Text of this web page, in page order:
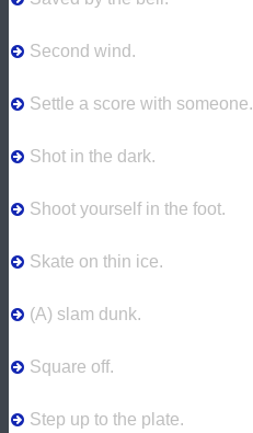
Second wind.
Settle a score with someone.
Shot in the dark.
Shoot yourself in the foot.
Skate on thin ice.
(A) slam dunk.
Square off.
Step up to the plate.